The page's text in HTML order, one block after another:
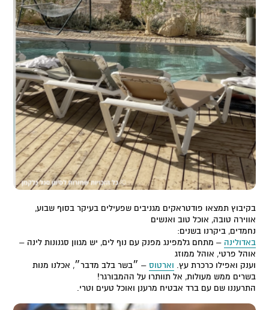
בקיבוץ תמצאו פודטראקים מגניבים שפעילים בעיקר בסוף שבוע,
אווירה טובה, אוכל טוב ואנשים
נחמדים, ביקרנו בשנים:
באדולינה – מתחם גלמפינג מפנק עם נוף לים, יש מגוון סגנונות לינה –
אוהל פרטי, אוהל ממוזג
וענק ואפילו כרכרת עץ. וארטוס – ״בשר בלב מדבר״, אכלנו מנות
בשרים ממש מעולות, אל תוותרו על ההמבורגר!
התרעננו שם עם ברד אבטיח מרענן ואוכל טעים וטרי.